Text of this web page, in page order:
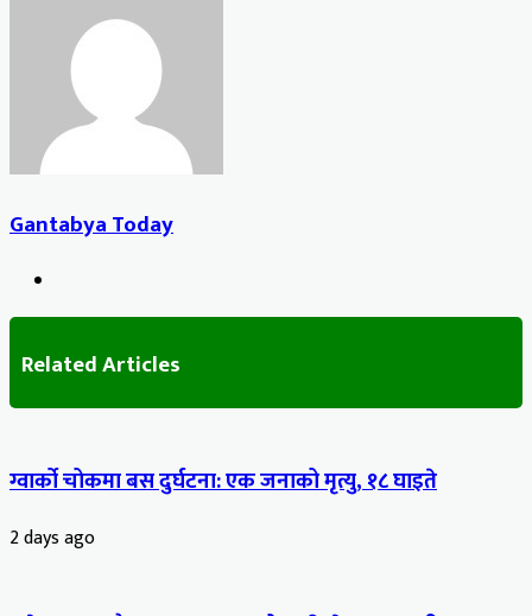
Gantabya Today
Related Articles
ग्वार्को चोकमा बस दुर्घटना: एक जनाको मृत्यु, १८ घाइते
2 days ago